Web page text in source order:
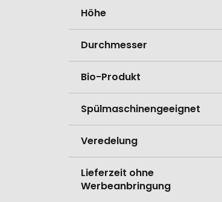
Höhe
Durchmesser
Bio-Produkt
Spülmaschinengeeignet
Veredelung
Lieferzeit ohne
Werbeanbringung